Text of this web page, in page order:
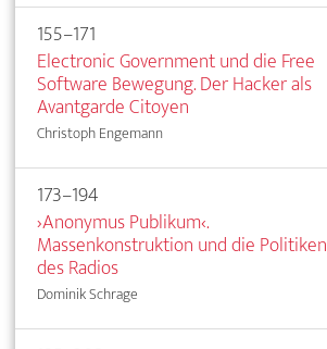
155–171
Electronic Government und die Free
Software Bewegung. Der Hacker als
Avantgarde Citoyen
Christoph Engemann
173–194
›Anonymus Publikum‹.
Massenkonstruktion und die Politiken
des Radios
Dominik Schrage